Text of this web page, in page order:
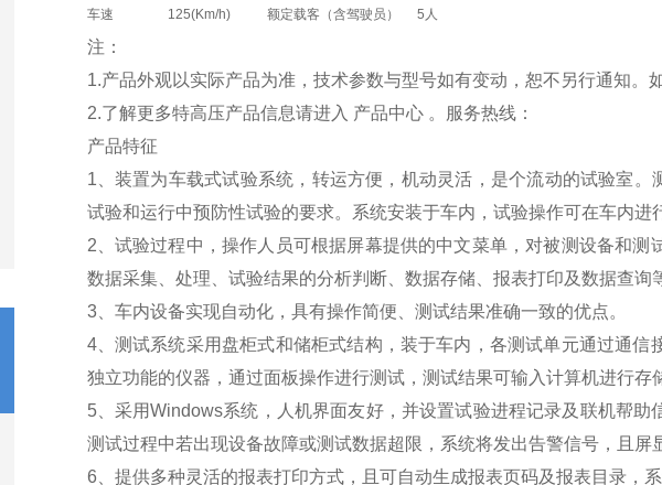
车速 125(Km/h) 额定载客（含驾驶员） 5人
注：
1.产品外观以实际产品为准，技术参数与型号如有变动，恕不另行通知。
2.了解更多特高压产品信息请进入 产品中心 。服务热线：
产品特征
1、装置为车载式试验系统，转运方便，机动灵活，是个流动的试验室
试验和运行中预防性试验的要求。系统安装于车内，试验操作可在车内进
2、试验过程中，操作人员可根据屏幕提供的中文菜单，对被测设备和测
数据采集、处理、试验结果的分析判断、数据存储、报表打印及数据查询
3、车内设备实现自动化，具有操作简便、测试结果准确一致的优点。
4、测试系统采用盘柜式和储柜式结构，装于车内，各测试单元通过通
独立功能的仪器，通过面板操作进行测试，测试结果可输入计算机进行存
5、采用Windows系统，人机界面友好，并设置试验进程记录及联机帮助
测试过程中若出现设备故障或测试数据超限，系统将发出告警信号，且屏
6、提供多种灵活的报表打印方式，且可自动生成报表页码及报表目录，